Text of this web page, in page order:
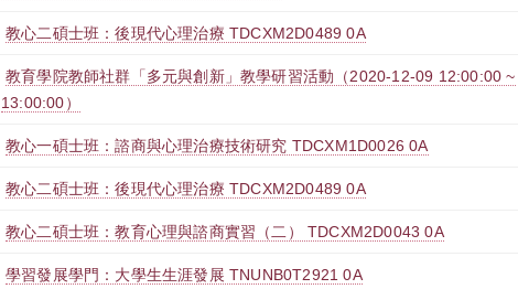
教心二碩士班：後現代心理治療 TDCXM2D0489 0A
教育學院教師社群「多元與創新」教學研習活動（2020-12-09 12:00:00 ~
13:00:00）
教心一碩士班：諮商與心理治療技術研究 TDCXM1D0026 0A
教心二碩士班：後現代心理治療 TDCXM2D0489 0A
教心二碩士班：教育心理與諮商實習（二） TDCXM2D0043 0A
學習發展學門：大學生生涯發展 TNUNB0T2921 0A